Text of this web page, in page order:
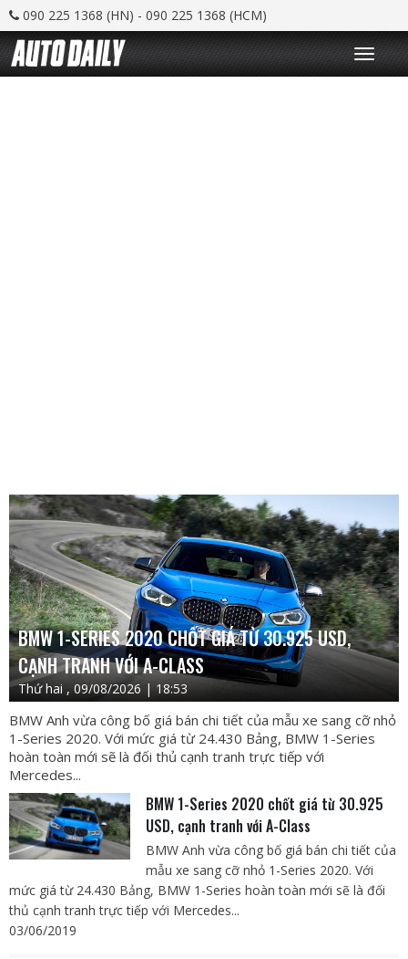
090 225 1368 (HN) - 090 225 1368 (HCM)
T
o
g
BMW 1-SERIES 2020 CHỐT GIÁ TỪ 30.925 USD,
CẠNH TRANH VỚI A-CLASS
Thứ hai , 09/08/2026 | 18:53
BMW Anh vừa công bố giá bán chi tiết của mẫu xe sang cỡ nhỏ
1-Series 2020. Với mức giá từ 24.430 Bảng, BMW 1-Series
hoàn toàn mới sẽ là đối thủ cạnh tranh trực tiếp với
Mercedes...
BMW 1-Series 2020 chốt giá từ 30.925
USD, cạnh tranh với A-Class
BMW Anh vừa công bố giá bán chi tiết của
mẫu xe sang cỡ nhỏ 1-Series 2020. Với
mức giá từ 24.430 Bảng, BMW 1-Series hoàn toàn mới sẽ là đối
thủ cạnh tranh trực tiếp với Mercedes...
03/06/2019